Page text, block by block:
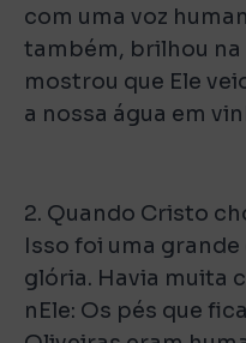
com uma voz
também, brilhou na
mostrou que Ele
a nossa água em
2. Quando Cristo
Isso foi uma
glória. Havia muita
nEle: Os pés que